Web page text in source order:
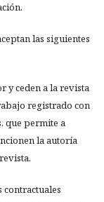
las siguientes
y ceden a la revista
registrado con
que permite a
la autoría
contractuales